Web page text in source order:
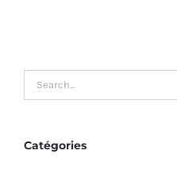
Search
for:
Catégories